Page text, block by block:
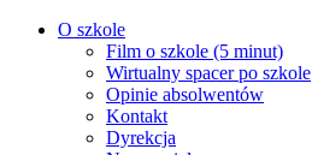
O szkole
Film o szkole (5 minut)
Wirtualny spacer po szkole
Opinie absolwentów
Kontakt
Dyrekcja